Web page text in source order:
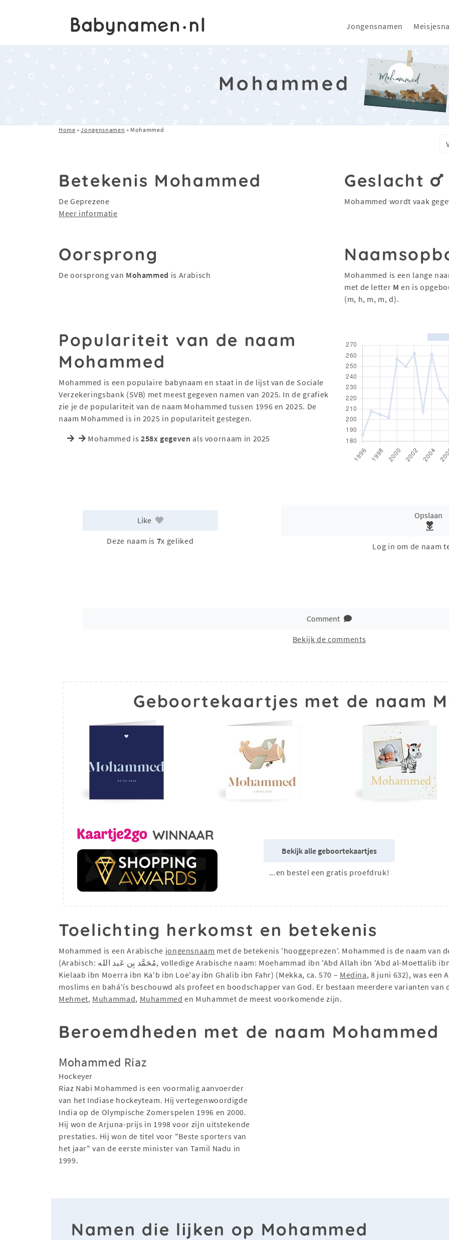
Jongensnamen
Mohammed
Home »Jongensnamen » Mohammed
Betekenis Mohammed
De Geprezene
Meer informatie
Geslacht
Mohammed wordt vaak
Oorsprong
De oorsprong van Mohammed is Arabisch Mohammed is een lange
met de letter M en is
(m, h, m, m, d).
Populariteit van de naam
Mohammed
Mohammed is een populaire babynaam en staat in de lijst van de Sociale
Verzekeringsbank (SVB) met meest gegeven namen van 2025. In de grafiek
zie je de populariteit van de naam Mohammed tussen 1996 en 2025. De
naam Mohammed is in 2025 in populariteit gestegen.
Mohammed is 258x gegeven als voornaam in 2025
Like
Deze naam is 7x geliked
Opslaan
Log in om de naam
Comment
Bekijk de comments
Geboortekaartjes met de naam
Bekijk alle geboortekaartjes
...en bestel een gratis proefdruk!
Toelichting herkomst en betekenis
Mohammed is een Arabische jongensnaam met de betekenis 'hooggeprezen'. Mohammed is de naam van
(Arabisch: مُحَمَّد بِن عَبد الله, volledige Arabische naam: Moehammad ibn 'Abd Allah ibn 'Abd al-Moettalib ibn Hasjim ibn 'Abd Manaf al-Koeraisji ibn
Kielaab ibn Moerra ibn Ka'b ibn Loe'ay ibn Ghalib ibn Fahr) (Mekka, ca. 570 – Medina, 8 juni 632), was
moslims en bahá'ís beschouwd als profeet en boodschapper van God. Er bestaan meerdere varianten van
Mehmet, Muhammad, Muhammed en Muhammet de meest voorkomende zijn.
Beroemdheden met de naam Mohammed
Mohammed Riaz
Hockeyer
Riaz Nabi Mohammed is een voormalig aanvoerder
van het Indiase hockeyteam. Hij vertegenwoordigde
India op de Olympische Zomerspelen 1996 en 2000.
Hij won de Arjuna-prijs in 1998 voor zijn uitstekende
prestaties. Hij won de titel voor "Beste sporters van
het jaar" van de eerste minister van Tamil Nadu in
1999.
Namen die lijken op Mohammed